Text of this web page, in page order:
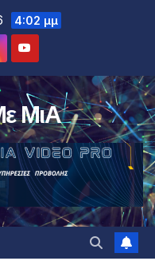
4:02 μμ
ΜιΑ